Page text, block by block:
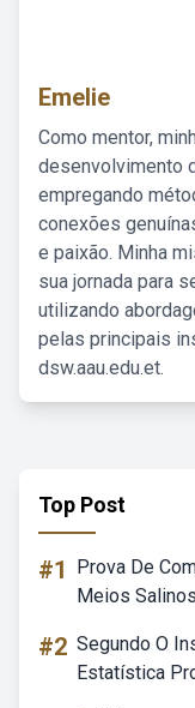
Emelie
Como mentor,
desenvolvimento
empregando
conexões
e paixão. Minha
sua jornada para
utilizando
pelas principais
dsw.aau.edu.et.
Top Post
#1
Prova De
Meios
#2 Segundo O
Estatística